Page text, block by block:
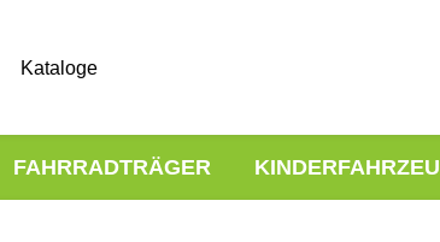
Kataloge
FAHRRADTRÄGER